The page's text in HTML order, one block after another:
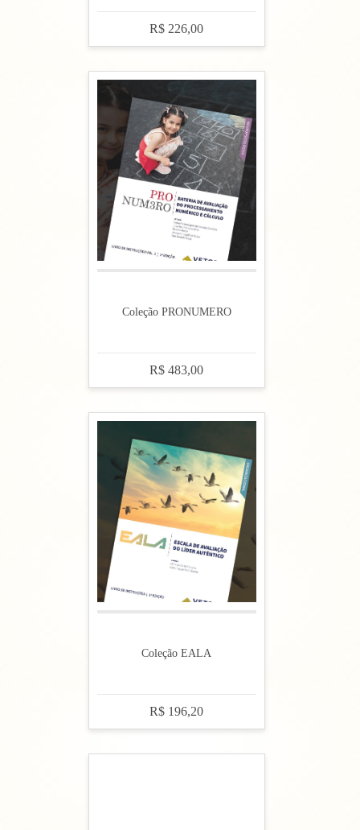
R$ 226,00
Coleção PRONUMERO
R$ 483,00
Coleção EALA
R$ 196,20